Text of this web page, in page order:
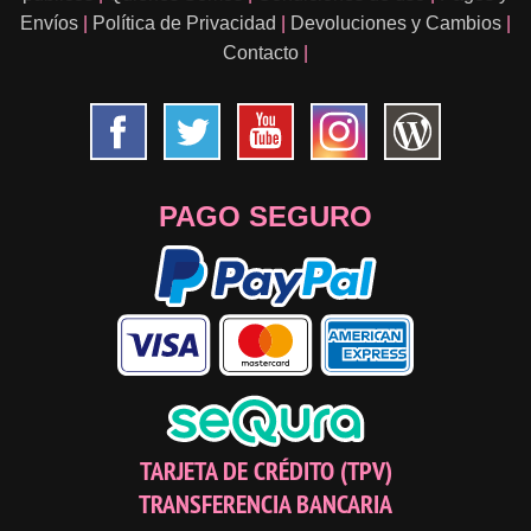
Envíos
Política de Privacidad Devoluciones y Cambios
Contacto
PAGO SEGURO
TARJETA DE CRÉDITO (TPV)
TRANSFERENCIA BANCARIA